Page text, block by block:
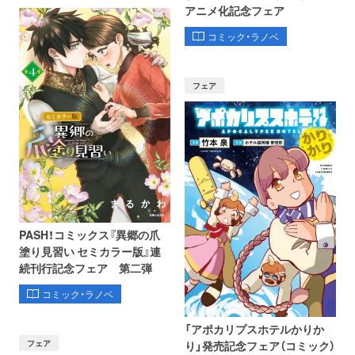
PASH！コミックス『異郷の爪
塗り見習い セミカラー版』連
続刊行記念フェア 第二弾
コミック・ラノベ
アニメ化記念フェア
コミック・ラノベ
フェア
フェア
「アポカリプスホテルかりか
り」発売記念フェア（コミック）